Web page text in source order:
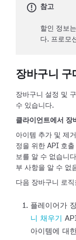
참고
할인 정보
다. 프로모
장바구니 구
장바구니 설정 및
수 있습니다.
클라이언트에서 장
아이템 추가 및 제
정을 위한 API 호
보를 알 수 없습니
부 사항을 알 수 없
다음 장바구니 로
플레이어가
니 채우기
아이템에 대